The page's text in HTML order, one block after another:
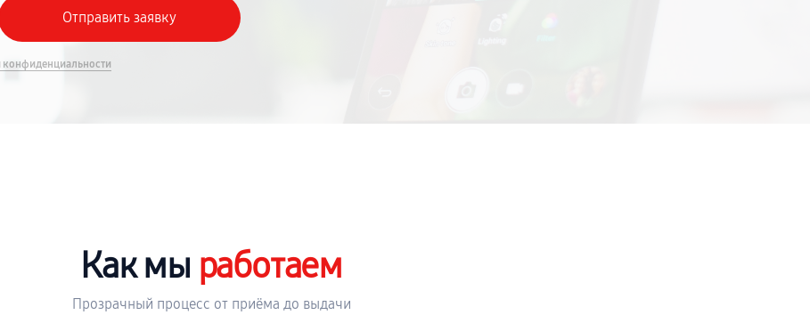
конфиденциальности
Как мы работаем
Прозрачный процесс от приёма до выдачи